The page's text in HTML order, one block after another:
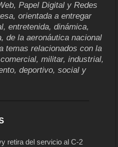
Papel Digital y Redes
orientada a entregar
entretenida, dinámica,
de la aeronáutica nacional
temas relacionados con la
militar, industrial,
deportivo, social y
retira del servicio al C-2